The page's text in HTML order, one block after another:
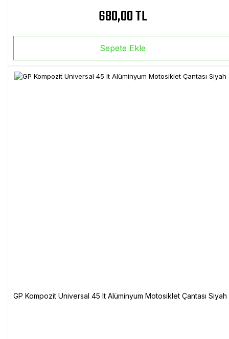
680,00 TL
Sepete Ekle
GP Kompozit Universal 45 lt Alüminyum Motosiklet Çantası Siyah